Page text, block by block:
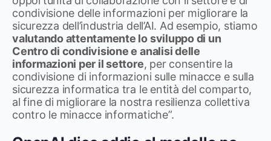
condivisione delle informazioni per migliorare la
sicurezza dell’industria dell’AI. Ad esempio, stiamo
valutando attentamente lo sviluppo di un
Centro di condivisione e analisi delle
informazioni per il settore, per consentire la
condivisione di informazioni sulle minacce e sulla
sicurezza informatica tra le entità del comparto,
al fine di migliorare la nostra resilienza collettiva
contro le minacce informatiche”.